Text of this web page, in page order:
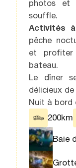
photos et
souffle.
Activités
pêche
et profiter
bateau.
Le dîner
délicieux
Nuit à bord
200km
Baie